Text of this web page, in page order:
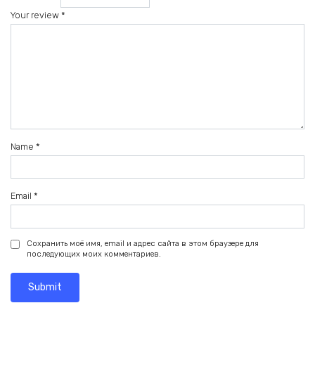
Your review *
Name *
Email *
Сохранить моё имя, email и адрес сайта в этом браузере для
последующих моих комментариев.